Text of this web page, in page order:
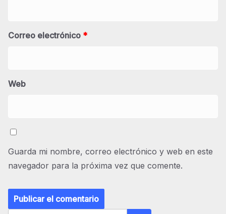
Correo electrónico *
Web
Guarda mi nombre, correo electrónico y web en este
navegador para la próxima vez que comente.